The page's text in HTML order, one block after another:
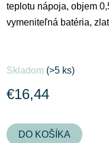
teplotu nápoja, objem
vymeniteľná batéria,
hodnotenie
produktu
5,0
z
Skladom (>5 ks)
€16,44
DO KOŠÍKA